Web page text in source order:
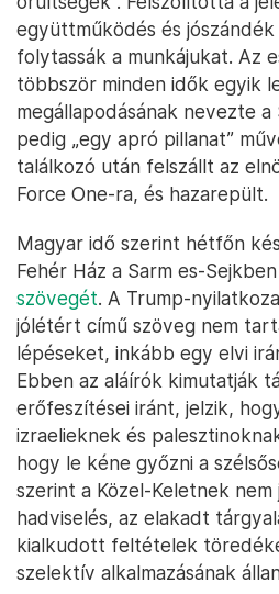
együttműködés és
folytassák a munkájukat. Az
többször minden idők egyik
megállapodásának nevezte a
pedig „egy apró pillanat”
találkozó után felszállt az
Force One-ra, és hazarepült.
Magyar idő szerint hétfőn
Fehér Ház a Sarm es-
szövegét. A Trump-
jólétért című szöveg nem
lépéseket, inkább egy elvi
Ebben az aláírók kimutatják
erőfeszítései iránt, jelzik,
izraelieknek és
hogy le kéne győzni a
szerint a Közel-Keletnek nem
hadviselés, az elakadt
kialkudott feltételek
szelektív alkalmazásának